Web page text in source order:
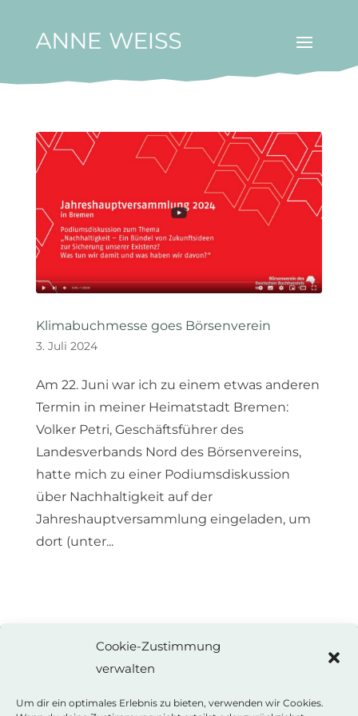
Cookie-Zustimmung
verwalten
Um dir ein optimales Erlebnis zu bieten, verwenden wir Cookies.
Klimabuchmesse goes Börsenverein
3. Juli 2024
Am 22. Juni war ich zu einem etwas anderen
Termin in meiner Heimatstadt Bremen:
Volker Petri, Geschäftsführer des
Landesverbands Nord des Börsenvereins,
hatte mich zu einer Podiumsdiskussion
über Nachhaltigkeit auf der
Jahreshauptversammlung eingeladen, um
dort (unter...
ANNE WEISS
Autorin